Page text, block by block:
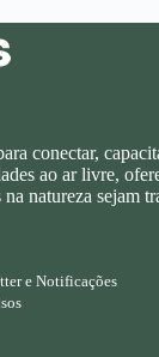
conectar,
ao ar livre,
natureza sejam
e Notificações